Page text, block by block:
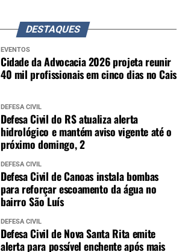
DESTAQUES
EVENTOS
Cidade da Advocacia 2026 projeta reunir
40 mil profissionais em cinco dias no Cais
DEFESA CIVIL
Defesa Civil do RS atualiza alerta
hidrológico e mantém aviso vigente até o
próximo domingo, 2
DEFESA CIVIL
Defesa Civil de Canoas instala bombas
para reforçar escoamento da água no
bairro São Luís
DEFESA CIVIL
Defesa Civil de Nova Santa Rita emite
alerta para possível enchente após mais